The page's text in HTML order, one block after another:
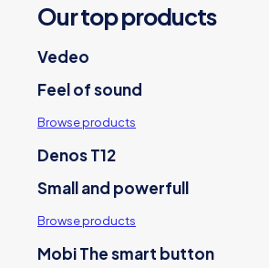
Our top products
Vedeo
Feel of sound
Browse products
Denos T12
Small and powerfull
Browse products
MobiThe smart button